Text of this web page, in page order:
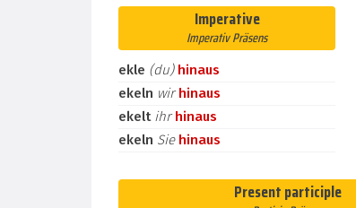
Imperative
Imperativ Präsens
ekle (du) hinaus
ekeln wirhinaus
ekelt ihrhinaus
ekeln Sie hinaus
Present participle